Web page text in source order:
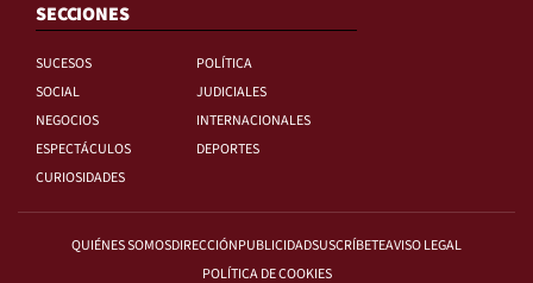
SECCIONES
SUCESOS
POLÍTICA
SOCIAL
JUDICIALES
NEGOCIOS
INTERNACIONALES
ESPECTÁCULOS
DEPORTES
CURIOSIDADES
QUIÉNES SOMOSDIRECCIÓNPUBLICIDADSUSCRÍBETEAVISO LEGAL
POLÍTICA DE COOKIES